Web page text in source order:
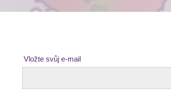
Vložte svůj e-mail